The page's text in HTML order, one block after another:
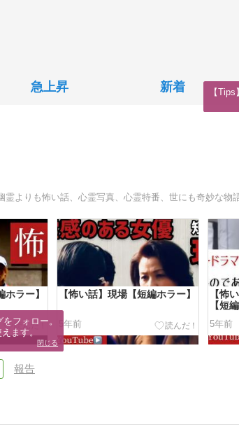
急上昇 新着
ホラー】 【怖い話】現場【短編ホラー】
5年前
【怖
【短
5年前
報告
フォロー。
ます。
閉じる
【